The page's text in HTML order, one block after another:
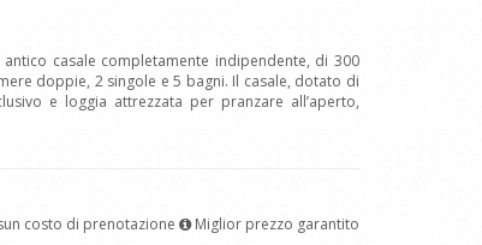
casale completamente indipendente, di 300
doppie, 2 singole e 5 bagni. Il casale, dotato di
e loggia attrezzata per pranzare all’aperto,
costo di prenotazione
Miglior prezzo garantito